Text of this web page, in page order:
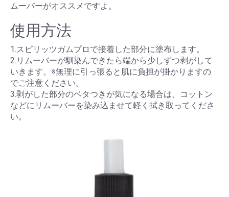
ムーバーがオススメですよ。
使用方法
1.スピリッツガムプロで接着した部分に塗布します。
2.リムーバーが馴染んできたら端から少しずつ剥がして
いきます。※無理に引っ張ると肌に負担が掛かりますの
でご注意ください。
3.剥がした部分のベタつきが気になる場合は、コットン
などにリムーバーを染み込ませて軽く拭き取ってくださ
い。